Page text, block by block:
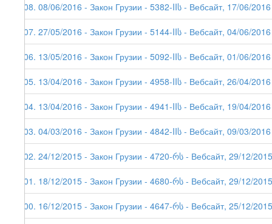
108. 08/06/2016 - Закон Грузии - 5382-IIს - Вебсайт, 17/06/2016
107. 27/05/2016 - Закон Грузии - 5144-IIს - Вебсайт, 04/06/
106. 13/05/2016 - Закон Грузии - 5092-IIს - Вебсайт, 01/06/
105. 13/04/2016 - Закон Грузии - 4958-IIს - Вебсайт, 26/04/2016
104. 13/04/2016 - Закон Грузии - 4941-IIს - Вебсайт, 19/04/2016
103. 04/03/2016 - Закон Грузии - 4842-IIს - Вебсайт, 09/03/2016
102. 24/12/2015 - Закон Грузии - 4720-რს - Вебсайт, 29/12/2015
101. 18/12/2015 - Закон Грузии - 4680-რს - Вебсайт, 29/12/2015
100. 16/12/2015 - Закон Грузии - 4647-რს - Вебсайт, 25/12/2015